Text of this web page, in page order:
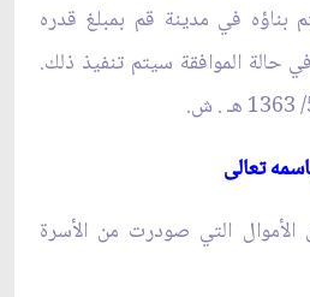
بناؤه في مدينة قم بمبلغ قدره
حالة الموافقة سيتم تنفيذ ذلك.
تعالى‏
الأموال التي صودرت من الأسرة